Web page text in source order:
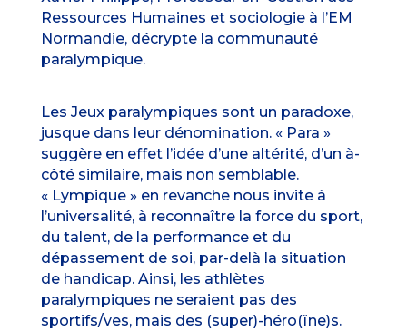
Ressources Humaines et sociologie à l’EM
Normandie, décrypte la communauté
paralympique.
Les Jeux paralympiques sont un paradoxe,
jusque dans leur dénomination. « Para »
suggère en effet l’idée d’une altérité, d’un à-
côté similaire, mais non semblable.
« Lympique » en revanche nous invite à
l’universalité, à reconnaître la force du sport,
du talent, de la performance et du
dépassement de soi, par-delà la situation
de handicap. Ainsi, les athlètes
paralympiques ne seraient pas des
sportifs/ves, mais des (super)-héro(ïne)s.